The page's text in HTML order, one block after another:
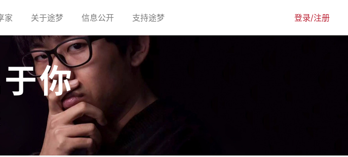
家(current)关于途梦(current)信息公开(current)支持途梦(current) 登录/注册
你